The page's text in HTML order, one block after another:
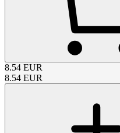
8.54 EUR
8.54 EUR